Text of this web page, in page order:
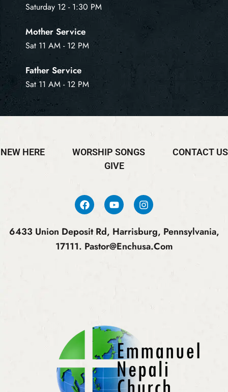
Saturday 12 - 1:30 PM
Mother Service
Sat 11 AM - 12 PM
Father Service
Sat 11 AM - 12 PM
NEW HERE WORSHIP SONGS
CONTACT US
GIVE
6433 Union Deposit Rd, Harrisburg, Pennsylvania,
17111. Pastor@enchusa.com